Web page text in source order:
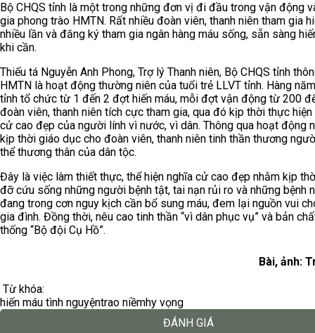
Bộ CHQS tỉnh là một trong những đơn vị đi đầu trong vận động
gia phong trào HMTN. Rất nhiều đoàn viên, thanh niên tham gia
nhiều lần và đăng ký tham gia ngân hàng máu sống, sẵn sàng
khi cần.
Thiếu tá Nguyễn Anh Phong, Trợ lý Thanh niên, Bộ CHQS tỉnh
HMTN là hoạt động thường niên của tuổi trẻ LLVT tỉnh. Hàng
tỉnh tổ chức từ 1 đến 2 đợt hiến máu, mỗi đợt vận động từ 200
đoàn viên, thanh niên tích cực tham gia, qua đó kịp thời thực hiện
cử cao đẹp của người lính vì nước, vì dân. Thông qua hoạt động
kịp thời giáo dục cho đoàn viên, thanh niên tinh thần thương
thể thương thân của dân tộc.
Đây là việc làm thiết thực, thể hiện nghĩa cử cao đẹp nhằm kịp
đỡ cứu sống những người bệnh tật, tai nạn rủi ro và những bệnh
đang trong cơn nguy kịch cần bổ sung máu, đem lại nguồn vui
gia đình. Đồng thời, nêu cao tinh thần “vì dân phục vụ” và bản
thống “Bộ đội Cụ Hồ”.
Bài, ảnh:
Từ khóa:
hiến máu tình nguyệntrao niềmhy vọng
ĐÁNH GIÁ